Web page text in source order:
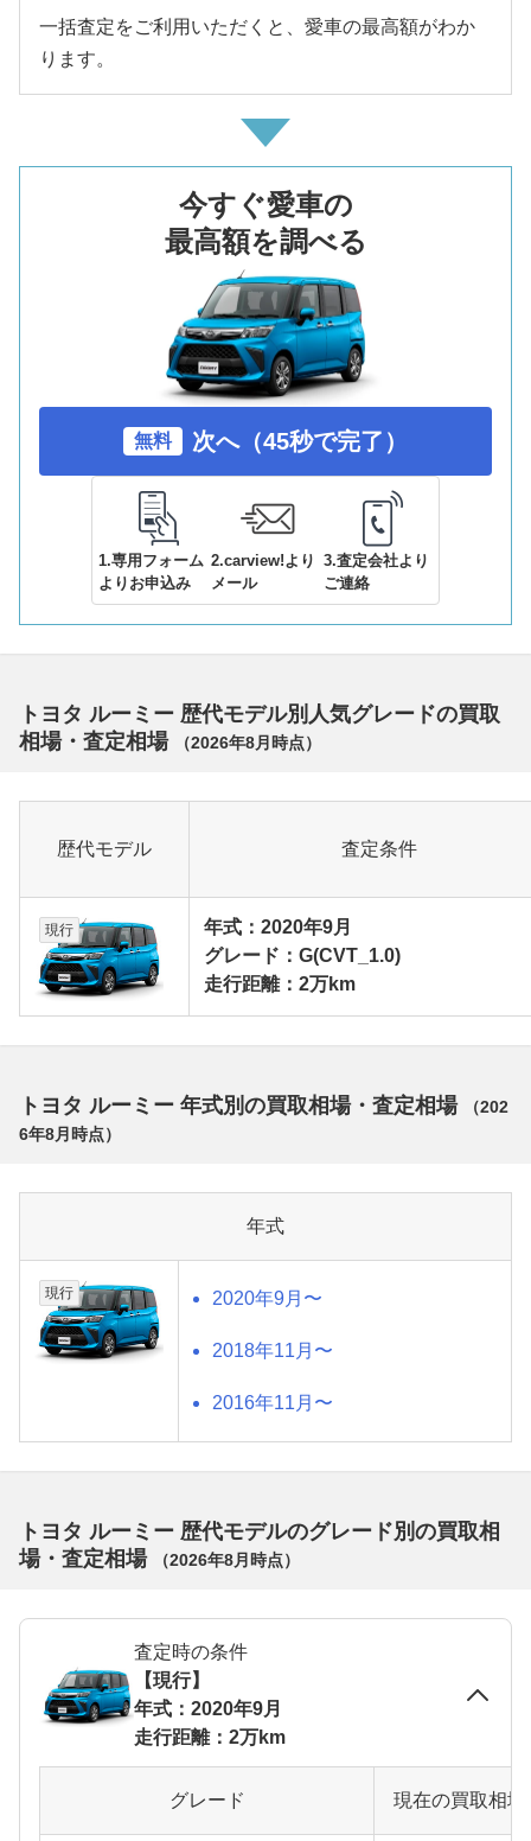
一括査定をご利用いただくと、愛車の最高額がわか
ります。
今すぐ愛車の
最高額を調べる
無料 次へ（45秒で完了）
1.専用フォーム
よりお申込み
2.carview!より
メール
3.査定会社より
ご連絡
トヨタ ルーミー 歴代モデル別人気グレードの買取
相場・査定相場
（2026年8月 時点）
歴代モデル 査定条件
現行
年式：2020年9月
グレード：G(CVT_1.0)
走行距離：2万km
トヨタ ルーミー 年式別の買取相場・査定相場 （202
6年8月 時点）
年式
現行 2020年9月〜
2018年11月〜
2016年11月〜
トヨタ ルーミー 歴代モデルのグレード別の買取相
場・査定相場
（2026年8月 時点）
査定時の条件
【現行】
年式：2020年9月
走行距離：2万km
グレード 現在の買取相